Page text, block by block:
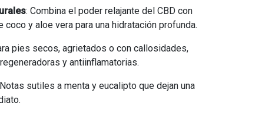
: Combina el poder relajante del CBD con
coco y aloe vera para una hidratación profunda.
pies secos, agrietados o con callosidades,
y antiinflamatorias.
sutiles a menta y eucalipto que dejan una